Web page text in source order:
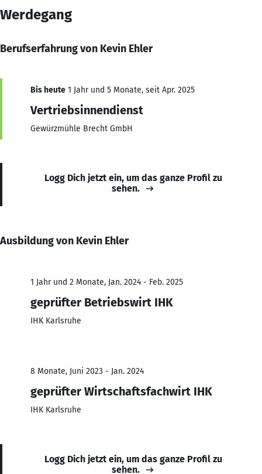
Werdegang
Berufserfahrung von Kevin Ehler
Bis heute 1 Jahr und 5 Monate, seit Apr. 2025
Vertriebsinnendienst
Gewürzmühle Brecht GmbH
Logg Dich jetzt ein, um das ganze Profil zu
sehen.
Ausbildung von Kevin Ehler
1 Jahr und 2 Monate, Jan. 2024 - Feb. 2025
geprüfter Betriebswirt IHK
IHK Karlsruhe
8 Monate, Juni 2023 - Jan. 2024
geprüfter Wirtschaftsfachwirt IHK
IHK Karlsruhe
Logg Dich jetzt ein, um das ganze Profil zu
sehen.